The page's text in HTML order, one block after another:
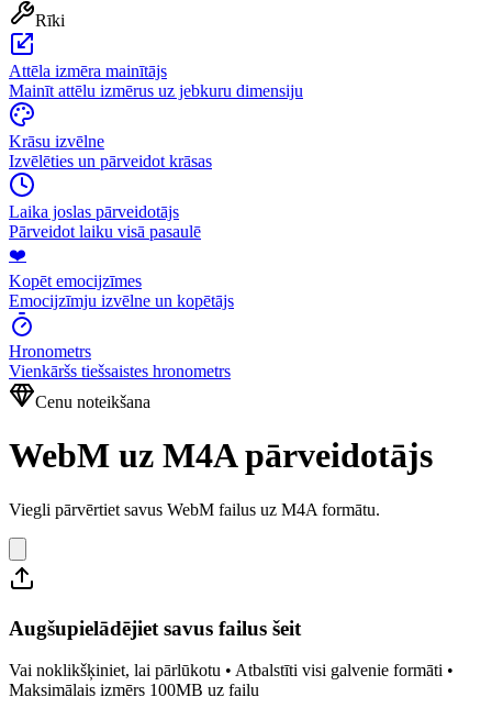
Rīki
Attēla izmēra mainītājs
Mainīt attēlu izmērus uz jebkuru dimensiju
Krāsu izvēlne
Izvēlēties un pārveidot krāsas
Laika joslas pārveidotājs
Pārveidot laiku visā pasaulē
❤️
Kopēt emocijzīmes
Emocijzīmju izvēlne un kopētājs
Hronometrs
Vienkāršs tiešsaistes hronometrs
Cenu noteikšana
WebM uz M4A pārveidotājs
Viegli pārvērtiet savus WebM failus uz M4A formātu.
Augšupielādējiet savus failus šeit
Vai noklikšķiniet, lai pārlūkotu • Atbalstīti visi galvenie formāti •
Maksimālais izmērs 100MB uz failu